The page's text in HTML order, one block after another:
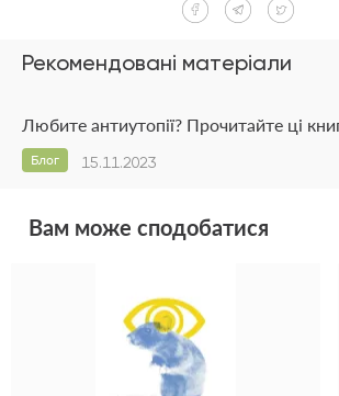
Рекомендовані матеріали
Любите антиутопії? Прочитайте ці
15.11.2023
Блог
Вам може сподобатися